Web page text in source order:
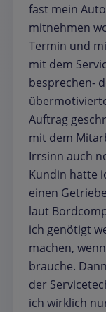
fast mein
mitnehmen
Termin und
mit dem
besprechen-
Auftrag
mit dem
Irrsinn auch
Kundin hatte
einen
laut
ich genötigt
machen,
brauche.
der
ich wirklich